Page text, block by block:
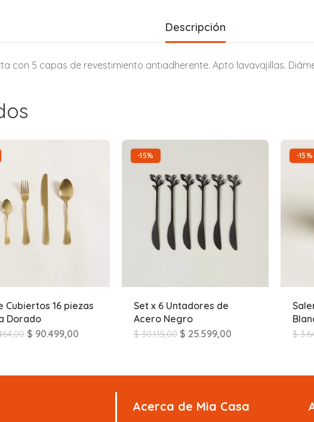
Descripción
con 5 capas de revestimiento antiadherente. Apto lavavajillas.
Cubiertos 16 piezas
Dorado
$ 90.499,00
-15%
Set x 6 Untadores de
Acero Negro
$30.115,00 $ 25.599,00
-15%
$
Acerca de Mia Casa